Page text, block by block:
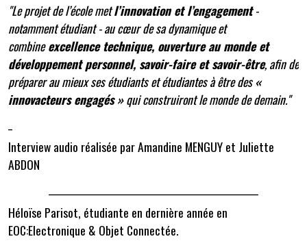
"Le projet de l’école metl’innovation et l’engagement-
notamment étudiant - au cœur de sa dynamique et
combineexcellence technique, ouverture au monde et
développement personnel, savoir-faire et savoir-être, afin de
préparer au mieux ses étudiants et étudiantes à être des«
innovacteurs engagés »qui construiront le monde de demain."
Interview audio réalisée par Amandine MENGUY et Juliette
ABDON
Héloïse Parisot, étudiante en dernière année en
EOC:Electronique & Objet Connectée.